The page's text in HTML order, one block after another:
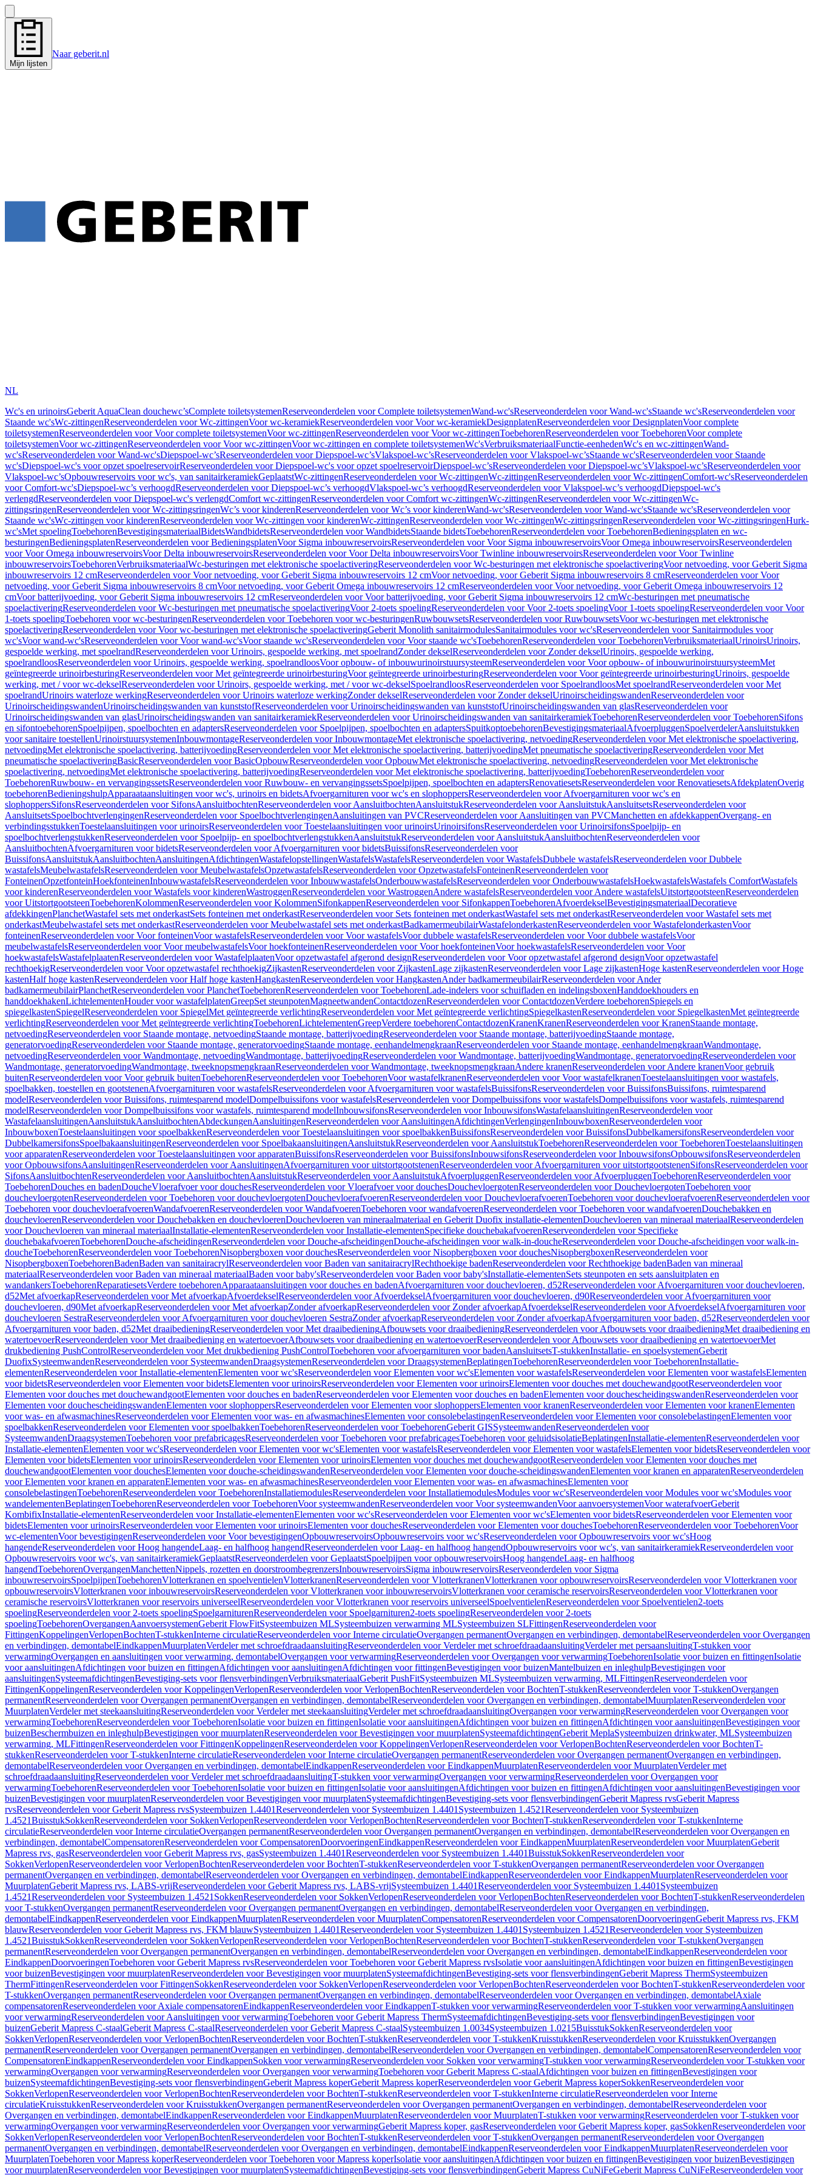
Mijn lijsten
Naar geberit.nl
NL
Wc's en urinoirsGeberit AquaClean douchewc’sComplete toiletsystemenReserveonderdelen voor Complete toiletsystemenWand-wc'sReserveonderdelen voor Wand-wc'sStaande wc'sReserveonderdelen voor
Staande wc'sWc-zittingenReserveonderdelen voor Wc-zittingenVoor wc-keramiekReserveonderdelen voor Voor wc-keramiekDesignplatenReserveonderdelen voor DesignplatenVoor complete
toiletsystemenReserveonderdelen voor Voor complete toiletsystemenVoor wc-zittingenReserveonderdelen voor Voor wc-zittingenToebehorenReserveonderdelen voor ToebehorenVoor complete
toiletsystemenVoor wc-zittingenReserveonderdelen voor Voor wc-zittingenVoor wc-zittingen en complete toiletsystemenWc'sVerbruiksmateriaalFunctie-eenhedenWc's en wc-zittingenWand-
wc'sReserveonderdelen voor Wand-wc'sDiepspoel-wc’sReserveonderdelen voor Diepspoel-wc’sVlakspoel-wc’sReserveonderdelen voor Vlakspoel-wc’sStaande wc'sReserveonderdelen voor Staande
wc'sDiepspoel-wc's voor opzet spoelreservoirReserveonderdelen voor Diepspoel-wc's voor opzet spoelreservoirDiepspoel-wc’sReserveonderdelen voor Diepspoel-wc’sVlakspoel-wc’sReserveonderdelen voor
Vlakspoel-wc’sOpbouwreservoirs voor wc's, van sanitairkeramiekGeplaatstWc-zittingenReserveonderdelen voor Wc-zittingenWc-zittingenReserveonderdelen voor Wc-zittingenComfort-wc'sReserveonderdelen
voor Comfort-wc'sDiepspoel-wc’s verhoogdReserveonderdelen voor Diepspoel-wc’s verhoogdVlakspoel-wc’s verhoogdReserveonderdelen voor Vlakspoel-wc’s verhoogdDiepspoel-wc's
verlengdReserveonderdelen voor Diepspoel-wc's verlengdComfort wc-zittingenReserveonderdelen voor Comfort wc-zittingenWc-zittingenReserveonderdelen voor Wc-zittingenWc-
zittingsringenReserveonderdelen voor Wc-zittingsringenWc’s voor kinderenReserveonderdelen voor Wc’s voor kinderenWand-wc'sReserveonderdelen voor Wand-wc'sStaande wc'sReserveonderdelen voor
Staande wc'sWc-zittingen voor kinderenReserveonderdelen voor Wc-zittingen voor kinderenWc-zittingenReserveonderdelen voor Wc-zittingenWc-zittingsringenReserveonderdelen voor Wc-zittingsringenHurk-
wc'sMet spoelingToebehorenBevestigingsmateriaalBidetsWandbidetsReserveonderdelen voor WandbidetsStaande bidetsToebehorenReserveonderdelen voor ToebehorenBedieningsplaten en wc-
besturingenBedieningsplatenReserveonderdelen voor BedieningsplatenVoor Sigma inbouwreservoirsReserveonderdelen voor Voor Sigma inbouwreservoirsVoor Omega inbouwreservoirsReserveonderdelen
voor Voor Omega inbouwreservoirsVoor Delta inbouwreservoirsReserveonderdelen voor Voor Delta inbouwreservoirsVoor Twinline inbouwreservoirsReserveonderdelen voor Voor Twinline
inbouwreservoirsToebehorenVerbruiksmateriaalWc-besturingen met elektronische spoelactiveringReserveonderdelen voor Wc-besturingen met elektronische spoelactiveringVoor netvoeding, voor Geberit Sigma
inbouwreservoirs 12 cmReserveonderdelen voor Voor netvoeding, voor Geberit Sigma inbouwreservoirs 12 cmVoor netvoeding, voor Geberit Sigma inbouwreservoirs 8 cmReserveonderdelen voor Voor
netvoeding, voor Geberit Sigma inbouwreservoirs 8 cmVoor netvoeding, voor Geberit Omega inbouwreservoirs 12 cmReserveonderdelen voor Voor netvoeding, voor Geberit Omega inbouwreservoirs 12
cmVoor batterijvoeding, voor Geberit Sigma inbouwreservoirs 12 cmReserveonderdelen voor Voor batterijvoeding, voor Geberit Sigma inbouwreservoirs 12 cmWc-besturingen met pneumatische
spoelactiveringReserveonderdelen voor Wc-besturingen met pneumatische spoelactiveringVoor 2-toets spoelingReserveonderdelen voor Voor 2-toets spoelingVoor 1-toets spoelingReserveonderdelen voor Voor
1-toets spoelingToebehoren voor wc-besturingenReserveonderdelen voor Toebehoren voor wc-besturingenRuwbouwsetsReserveonderdelen voor RuwbouwsetsVoor wc-besturingen met elektronische
spoelactiveringReserveonderdelen voor Voor wc-besturingen met elektronische spoelactiveringGeberit Monolith sanitairmodulesSanitairmodules voor wc'sReserveonderdelen voor Sanitairmodules voor
wc'sVoor wand-wc'sReserveonderdelen voor Voor wand-wc'sVoor staande wc'sReserveonderdelen voor Voor staande wc'sToebehorenReserveonderdelen voor ToebehorenVerbruiksmateriaalUrinoirsUrinoirs,
gespoelde werking, met spoelrandReserveonderdelen voor Urinoirs, gespoelde werking, met spoelrandZonder dekselReserveonderdelen voor Zonder dekselUrinoirs, gespoelde werking,
spoelrandloosReserveonderdelen voor Urinoirs, gespoelde werking, spoelrandloosVoor opbouw- of inbouwurinoirstuursysteemReserveonderdelen voor Voor opbouw- of inbouwurinoirstuursysteemMet
geïntegreerde urinoirbesturingReserveonderdelen voor Met geïntegreerde urinoirbesturingVoor geïntegreerde urinoirbesturingReserveonderdelen voor Voor geïntegreerde urinoirbesturingUrinoirs, gespoelde
werking, met / voor wc-dekselReserveonderdelen voor Urinoirs, gespoelde werking, met / voor wc-dekselSpoelrandloosReserveonderdelen voor SpoelrandloosMet spoelrandReserveonderdelen voor Met
spoelrandUrinoirs waterloze werkingReserveonderdelen voor Urinoirs waterloze werkingZonder dekselReserveonderdelen voor Zonder dekselUrinoirscheidingswandenReserveonderdelen voor
UrinoirscheidingswandenUrinoirscheidingswanden van kunststofReserveonderdelen voor Urinoirscheidingswanden van kunststofUrinoirscheidingswanden van glasReserveonderdelen voor
Urinoirscheidingswanden van glasUrinoirscheidingswanden van sanitairkeramiekReserveonderdelen voor Urinoirscheidingswanden van sanitairkeramiekToebehorenReserveonderdelen voor ToebehorenSifons
en sifontoebehorenSpoelpijpen, spoelbochten en adaptersReserveonderdelen voor Spoelpijpen, spoelbochten en adaptersSpuitkoptoebehorenBevestigingsmateriaalAfvoerpluggenSpoelverdelerAansluitstukken
voor sanitaire toestellenUrinoirstuursystemenInbouwmontageReserveonderdelen voor InbouwmontageMet elektronische spoelactivering, netvoedingReserveonderdelen voor Met elektronische spoelactivering,
netvoedingMet elektronische spoelactivering, batterijvoedingReserveonderdelen voor Met elektronische spoelactivering, batterijvoedingMet pneumatische spoelactiveringReserveonderdelen voor Met
pneumatische spoelactiveringBasicReserveonderdelen voor BasicOpbouwReserveonderdelen voor OpbouwMet elektronische spoelactivering, netvoedingReserveonderdelen voor Met elektronische
spoelactivering, netvoedingMet elektronische spoelactivering, batterijvoedingReserveonderdelen voor Met elektronische spoelactivering, batterijvoedingToebehorenReserveonderdelen voor
ToebehorenRuwbouw- en vervangingssetsReserveonderdelen voor Ruwbouw- en vervangingssetsSpoelpijpen, spoelbochten en adaptersRenovatiesetsReserveonderdelen voor RenovatiesetsAfdekplatenOverig
toebehorenBedieningshulpApparaataansluitingen voor wc's, urinoirs en bidetsAfvoergarnituren voor wc's en slophoppersReserveonderdelen voor Afvoergarnituren voor wc's en
slophoppersSifonsReserveonderdelen voor SifonsAansluitbochtenReserveonderdelen voor AansluitbochtenAansluitstukReserveonderdelen voor AansluitstukAansluitsetsReserveonderdelen voor
AansluitsetsSpoelbochtverlengingenReserveonderdelen voor SpoelbochtverlengingenAansluitingen van PVCReserveonderdelen voor Aansluitingen van PVCManchetten en afdekkappenOvergang- en
verbindingsstukkenToestelaansluitingen voor urinoirsReserveonderdelen voor Toestelaansluitingen voor urinoirsUrinoirsifonsReserveonderdelen voor UrinoirsifonsSpoelpijp- en
spoelbochtverlengstukkenReserveonderdelen voor Spoelpijp- en spoelbochtverlengstukkenAansluitstukReserveonderdelen voor AansluitstukAansluitbochtenReserveonderdelen voor
AansluitbochtenAfvoergarnituren voor bidetsReserveonderdelen voor Afvoergarnituren voor bidetsBuissifonsReserveonderdelen voor
BuissifonsAansluitstukAansluitbochtenAansluitingenAfdichtingenWastafelopstellingenWastafelsWastafelsReserveonderdelen voor WastafelsDubbele wastafelsReserveonderdelen voor Dubbele
wastafelsMeubelwastafelsReserveonderdelen voor MeubelwastafelsOpzetwastafelsReserveonderdelen voor OpzetwastafelsFonteinenReserveonderdelen voor
FonteinenOpzetfonteinHoekfonteinenInbouwwastafelsReserveonderdelen voor InbouwwastafelsOnderbouwwastafelsReserveonderdelen voor OnderbouwwastafelsHoekwastafelsWastafels ComfortWastafels
voor kinderenReserveonderdelen voor Wastafels voor kinderenWastroggenReserveonderdelen voor WastroggenAndere wastafelsReserveonderdelen voor Andere wastafelsUitstortgootsteenReserveonderdelen
voor UitstortgootsteenToebehorenKolommenReserveonderdelen voor KolommenSifonkappenReserveonderdelen voor SifonkappenToebehorenAfvoerdekselBevestigingsmateriaalDecoratieve
afdekkingenPlanchetWastafel sets met onderkastSets fonteinen met onderkastReserveonderdelen voor Sets fonteinen met onderkastWastafel sets met onderkastReserveonderdelen voor Wastafel sets met
onderkastMeubelwastafel sets met onderkastReserveonderdelen voor Meubelwastafel sets met onderkastBadkamermeubilairWastafelonderkastenReserveonderdelen voor WastafelonderkastenVoor
fonteinenReserveonderdelen voor Voor fonteinenVoor wastafelsReserveonderdelen voor Voor wastafelsVoor dubbele wastafelsReserveonderdelen voor Voor dubbele wastafelsVoor
meubelwastafelsReserveonderdelen voor Voor meubelwastafelsVoor hoekfonteinenReserveonderdelen voor Voor hoekfonteinenVoor hoekwastafelsReserveonderdelen voor Voor
hoekwastafelsWastafelplaatenReserveonderdelen voor WastafelplaatenVoor opzetwastafel afgerond designReserveonderdelen voor Voor opzetwastafel afgerond designVoor opzetwastafel
rechthoekigReserveonderdelen voor Voor opzetwastafel rechthoekigZijkastenReserveonderdelen voor ZijkastenLage zijkastenReserveonderdelen voor Lage zijkastenHoge kastenReserveonderdelen voor Hoge
kastenHalf hoge kastenReserveonderdelen voor Half hoge kastenHangkastenReserveonderdelen voor HangkastenAnder badkamermeubilairReserveonderdelen voor Ander
badkamermeubilairPlanchetReserveonderdelen voor PlanchetToebehorenReserveonderdelen voor ToebehorenLade-indelers voor schuifladen en indelingsboxenHanddoekhouders en
handdoekhakenLichtelementenHouder voor wastafelplatenGreepSet steunpotenMagneetwandenContactdozenReserveonderdelen voor ContactdozenVerdere toebehorenSpiegels en
spiegelkastenSpiegelReserveonderdelen voor SpiegelMet geïntegreerde verlichtingReserveonderdelen voor Met geïntegreerde verlichtingSpiegelkastenReserveonderdelen voor SpiegelkastenMet geïntegreerde
verlichtingReserveonderdelen voor Met geïntegreerde verlichtingToebehorenLichtelementenGreepVerdere toebehorenContactdozenKranenKranenReserveonderdelen voor KranenStaande montage,
netvoedingReserveonderdelen voor Staande montage, netvoedingStaande montage, batterijvoedingReserveonderdelen voor Staande montage, batterijvoedingStaande montage,
generatorvoedingReserveonderdelen voor Staande montage, generatorvoedingStaande montage, eenhandelmengkraanReserveonderdelen voor Staande montage, eenhandelmengkraanWandmontage,
netvoedingReserveonderdelen voor Wandmontage, netvoedingWandmontage, batterijvoedingReserveonderdelen voor Wandmontage, batterijvoedingWandmontage, generatorvoedingReserveonderdelen voor
Wandmontage, generatorvoedingWandmontage, tweeknopsmengkraanReserveonderdelen voor Wandmontage, tweeknopsmengkraanAndere kranenReserveonderdelen voor Andere kranenVoor gebruik
buitenReserveonderdelen voor Voor gebruik buitenToebehorenReserveonderdelen voor ToebehorenVoor wastafelkranenReserveonderdelen voor Voor wastafelkranenToestelaansluitingen voor wastafels,
spoelbakken, toestellen en gootstenenAfvoergarnituren voor wastafelsReserveonderdelen voor Afvoergarnituren voor wastafelsBuissifonsReserveonderdelen voor BuissifonsBuissifons, ruimtesparend
modelReserveonderdelen voor Buissifons, ruimtesparend modelDompelbuissifons voor wastafelsReserveonderdelen voor Dompelbuissifons voor wastafelsDompelbuissifons voor wastafels, ruimtesparend
modelReserveonderdelen voor Dompelbuissifons voor wastafels, ruimtesparend modelInbouwsifonsReserveonderdelen voor InbouwsifonsWastafelaansluitingenReserveonderdelen voor
WastafelaansluitingenAansluitstukAansluitbochtenAbdeckungenAansluitingenReserveonderdelen voor AansluitingenAfdichtingenVerlengingenInbouwboxenReserveonderdelen voor
InbouwboxenToestelaansluitingen voor spoelbakkenReserveonderdelen voor Toestelaansluitingen voor spoelbakkenBuissifonsReserveonderdelen voor BuissifonsDubbelkamersifonsReserveonderdelen voor
DubbelkamersifonsSpoelbakaansluitingenReserveonderdelen voor SpoelbakaansluitingenAansluitstukReserveonderdelen voor AansluitstukToebehorenReserveonderdelen voor ToebehorenToestelaansluitingen
voor apparatenReserveonderdelen voor Toestelaansluitingen voor apparatenBuissifonsReserveonderdelen voor BuissifonsInbouwsifonsReserveonderdelen voor InbouwsifonsOpbouwsifonsReserveonderdelen
voor OpbouwsifonsAansluitingenReserveonderdelen voor AansluitingenAfvoergarnituren voor uitstortgootstenenReserveonderdelen voor Afvoergarnituren voor uitstortgootstenenSifonsReserveonderdelen voor
SifonsAansluitbochtenReserveonderdelen voor AansluitbochtenAansluitstukReserveonderdelen voor AansluitstukAfvoerpluggenReserveonderdelen voor AfvoerpluggenToebehorenReserveonderdelen voor
ToebehorenDouches en badenDoucheVloerafvoer voor douchesReserveonderdelen voor Vloerafvoer voor douchesDouchevloergotenReserveonderdelen voor DouchevloergotenToebehoren voor
douchevloergotenReserveonderdelen voor Toebehoren voor douchevloergotenDouchevloerafvoerenReserveonderdelen voor DouchevloerafvoerenToebehoren voor douchevloerafvoerenReserveonderdelen voor
Toebehoren voor douchevloerafvoerenWandafvoerenReserveonderdelen voor WandafvoerenToebehoren voor wandafvoerenReserveonderdelen voor Toebehoren voor wandafvoerenDouchebakken en
douchevloerenReserveonderdelen voor Douchebakken en douchevloerenDouchevloeren van mineraalmateriaal en Geberit Duofix installatie-elementenDouchevloeren van mineraal materiaalReserveonderdelen
voor Douchevloeren van mineraal materiaalInstallatie-elementenReserveonderdelen voor Installatie-elementenSpecifieke douchebakafvoerenReserveonderdelen voor Specifieke
douchebakafvoerenToebehorenDouche-afscheidingenReserveonderdelen voor Douche-afscheidingenDouche-afscheidingen voor walk-in-doucheReserveonderdelen voor Douche-afscheidingen voor walk-in-
doucheToebehorenReserveonderdelen voor ToebehorenNisopbergboxen voor douchesReserveonderdelen voor Nisopbergboxen voor douchesNisopbergboxenReserveonderdelen voor
NisopbergboxenToebehorenBadenBaden van sanitairacrylReserveonderdelen voor Baden van sanitairacrylRechthoekige badenReserveonderdelen voor Rechthoekige badenBaden van mineraal
materiaalReserveonderdelen voor Baden van mineraal materiaalBaden voor baby'sReserveonderdelen voor Baden voor baby'sInstallatie-elementenSets steunpoten en sets aansluitplaten en
wandankersToebehorenReparatiesetsVerdere toebehorenApparaataansluitingen voor douches en badenAfvoergarnituren voor douchevloeren, d52Reserveonderdelen voor Afvoergarnituren voor douchevloeren,
d52Met afvoerkapReserveonderdelen voor Met afvoerkapAfvoerdekselReserveonderdelen voor AfvoerdekselAfvoergarnituren voor douchevloeren, d90Reserveonderdelen voor Afvoergarnituren voor
douchevloeren, d90Met afvoerkapReserveonderdelen voor Met afvoerkapZonder afvoerkapReserveonderdelen voor Zonder afvoerkapAfvoerdekselReserveonderdelen voor AfvoerdekselAfvoergarnituren voor
douchevloeren SestraReserveonderdelen voor Afvoergarnituren voor douchevloeren SestraZonder afvoerkapReserveonderdelen voor Zonder afvoerkapAfvoergarnituren voor baden, d52Reserveonderdelen voor
Afvoergarnituren voor baden, d52Met draaibedieningReserveonderdelen voor Met draaibedieningAfbouwsets voor draaibedieningReserveonderdelen voor Afbouwsets voor draaibedieningMet draaibediening en
watertoevoerReserveonderdelen voor Met draaibediening en watertoevoerAfbouwsets voor draaibediening en watertoevoerReserveonderdelen voor Afbouwsets voor draaibediening en watertoevoerMet
drukbediening PushControlReserveonderdelen voor Met drukbediening PushControlToebehoren voor afvoergarnituren voor badenAansluitsetsT-stukkenInstallatie- en spoelsystemenGeberit
DuofixSysteemwandenReserveonderdelen voor SysteemwandenDraagsystemenReserveonderdelen voor DraagsystemenBeplatingenToebehorenReserveonderdelen voor ToebehorenInstallatie-
elementenReserveonderdelen voor Installatie-elementenElementen voor wc'sReserveonderdelen voor Elementen voor wc'sElementen voor wastafelsReserveonderdelen voor Elementen voor wastafelsElementen
voor bidetsReserveonderdelen voor Elementen voor bidetsElementen voor urinoirsReserveonderdelen voor Elementen voor urinoirsElementen voor douches met douchewandgootReserveonderdelen voor
Elementen voor douches met douchewandgootElementen voor douches en badenReserveonderdelen voor Elementen voor douches en badenElementen voor douchescheidingswandenReserveonderdelen voor
Elementen voor douchescheidingswandenElementen voor slophoppersReserveonderdelen voor Elementen voor slophoppersElementen voor kranenReserveonderdelen voor Elementen voor kranenElementen
voor was- en afwasmachinesReserveonderdelen voor Elementen voor was- en afwasmachinesElementen voor consolebelastingenReserveonderdelen voor Elementen voor consolebelastingenElementen voor
spoelbakkenReserveonderdelen voor Elementen voor spoelbakkenToebehorenReserveonderdelen voor ToebehorenGeberit GISSysteemwandenReserveonderdelen voor
SysteemwandenDraagsystemenToebehoren voor prefabricagesReserveonderdelen voor Toebehoren voor prefabricagesToebehoren voor geluidsisolatieBeplatingenInstallatie-elementenReserveonderdelen voor
Installatie-elementenElementen voor wc'sReserveonderdelen voor Elementen voor wc'sElementen voor wastafelsReserveonderdelen voor Elementen voor wastafelsElementen voor bidetsReserveonderdelen voor
Elementen voor bidetsElementen voor urinoirsReserveonderdelen voor Elementen voor urinoirsElementen voor douches met douchewandgootReserveonderdelen voor Elementen voor douches met
douchewandgootElementen voor douchesElementen voor douche-scheidingswandenReserveonderdelen voor Elementen voor douche-scheidingswandenElementen voor kranen en apparatenReserveonderdelen
voor Elementen voor kranen en apparatenElementen voor was- en afwasmachinesReserveonderdelen voor Elementen voor was- en afwasmachinesElementen voor
consolebelastingenToebehorenReserveonderdelen voor ToebehorenInstallatiemodulesReserveonderdelen voor InstallatiemodulesModules voor wc'sReserveonderdelen voor Modules voor wc'sModules voor
wandelementenBeplatingenToebehorenReserveonderdelen voor ToebehorenVoor systeemwandenReserveonderdelen voor Voor systeemwandenVoor aanvoersystemenVoor waterafvoerGeberit
KombifixInstallatie-elementenReserveonderdelen voor Installatie-elementenElementen voor wc'sReserveonderdelen voor Elementen voor wc'sElementen voor bidetsReserveonderdelen voor Elementen voor
bidetsElementen voor urinoirsReserveonderdelen voor Elementen voor urinoirsElementen voor douchesReserveonderdelen voor Elementen voor douchesToebehorenReserveonderdelen voor ToebehorenVoor
wc-elementenVoor bevestigingenReserveonderdelen voor Voor bevestigingenOpbouwreservoirsOpbouwreservoirs voor wc'sReserveonderdelen voor Opbouwreservoirs voor wc'sHoog
hangendeReserveonderdelen voor Hoog hangendeLaag- en halfhoog hangendReserveonderdelen voor Laag- en halfhoog hangendOpbouwreservoirs voor wc's, van sanitairkeramiekReserveonderdelen voor
Opbouwreservoirs voor wc's, van sanitairkeramiekGeplaatstReserveonderdelen voor GeplaatstSpoelpijpen voor opbouwreservoirsHoog hangendeLaag- en halfhoog
hangendToebehorenOvergangenManchettenNippels, rozetten en doorstroombegrenzersInbouwreservoirsSigma inbouwreservoirsReserveonderdelen voor Sigma
inbouwreservoirsSpoelpijpenToebehorenVlotterkranen en spoelventielenVlotterkranenReserveonderdelen voor VlotterkranenVlotterkranen voor opbouwreservoirsReserveonderdelen voor Vlotterkranen voor
opbouwreservoirsVlotterkranen voor inbouwreservoirsReserveonderdelen voor Vlotterkranen voor inbouwreservoirsVlotterkranen voor ceramische reservoirsReserveonderdelen voor Vlotterkranen voor
ceramische reservoirsVlotterkranen voor reservoirs universeelReserveonderdelen voor Vlotterkranen voor reservoirs universeelSpoelventielenReserveonderdelen voor Spoelventielen2-toets
spoelingReserveonderdelen voor 2-toets spoelingSpoelgarniturenReserveonderdelen voor Spoelgarnituren2-toets spoelingReserveonderdelen voor 2-toets
spoelingToebehorenOvergangenAanvoersystemenGeberit FlowFitSysteembuizen MLSysteembuizen verwarming MLSysteembuizen SLFittingenReserveonderdelen voor
FittingenKoppelingenVerlopenBochtenT-stukkenInterne circulatieReserveonderdelen voor Interne circulatieOvergangen permanentOvergangen en verbindingen, demontabelReserveonderdelen voor Overgangen
en verbindingen, demontabelEindkappenMuurplatenVerdeler met schroefdraadaansluitingReserveonderdelen voor Verdeler met schroefdraadaansluitingVerdeler met persaansluitingT-stukken voor
verwarmingOvergangen en aansluitingen voor verwarming, demontabelOvergangen voor verwarmingReserveonderdelen voor Overgangen voor verwarmingToebehorenIsolatie voor buizen en fittingenIsolatie
voor aansluitingenAfdichtingen voor buizen en fittingenAfdichtingen voor aansluitingenAfdichtingen voor fittingenBevestigingen voor buizenMantelbuizen en inleghulpBevestigingen voor
aansluitingenSysteemafdichtingenBevestiging-sets voor flensverbindingenVerbruiksmateriaalGeberit PushFitSysteembuizen MLSysteembuizen verwarming, MLFittingenReserveonderdelen voor
FittingenKoppelingenReserveonderdelen voor KoppelingenVerlopenReserveonderdelen voor VerlopenBochtenReserveonderdelen voor BochtenT-stukkenReserveonderdelen voor T-stukkenOvergangen
permanentReserveonderdelen voor Overgangen permanentOvergangen en verbindingen, demontabelReserveonderdelen voor Overgangen en verbindingen, demontabelMuurplatenReserveonderdelen voor
MuurplatenVerdeler met steekaansluitingReserveonderdelen voor Verdeler met steekaansluitingVerdeler met schroefdraadaansluitingOvergangen voor verwarmingReserveonderdelen voor Overgangen voor
verwarmingToebehorenReserveonderdelen voor ToebehorenIsolatie voor buizen en fittingenIsolatie voor aansluitingenAfdichtingen voor buizen en fittingenAfdichtingen voor aansluitingenBevestigingen voor
buizenBeschermbuizen en inleghulpBevestigingen voor muurplatenReserveonderdelen voor Bevestigingen voor muurplatenSysteemafdichtingenGeberit MeplaSysteembuizen drinkwater, MLSysteembuizen
verwarming, MLFittingenReserveonderdelen voor FittingenKoppelingenReserveonderdelen voor KoppelingenVerlopenReserveonderdelen voor VerlopenBochtenReserveonderdelen voor BochtenT-
stukkenReserveonderdelen voor T-stukkenInterne circulatieReserveonderdelen voor Interne circulatieOvergangen permanentReserveonderdelen voor Overgangen permanentOvergangen en verbindingen,
demontabelReserveonderdelen voor Overgangen en verbindingen, demontabelEindkappenReserveonderdelen voor EindkappenMuurplatenReserveonderdelen voor MuurplatenVerdeler met
schroefdraadaansluitingReserveonderdelen voor Verdeler met schroefdraadaansluitingT-stukken voor verwarmingOvergangen voor verwarmingReserveonderdelen voor Overgangen voor
verwarmingToebehorenReserveonderdelen voor ToebehorenIsolatie voor buizen en fittingenIsolatie voor aansluitingenAfdichtingen voor buizen en fittingenAfdichtingen voor aansluitingenBevestigingen voor
buizenBevestigingen voor muurplatenReserveonderdelen voor Bevestigingen voor muurplatenSysteemafdichtingenBevestiging-sets voor flensverbindingenGeberit Mapress rvsGeberit Mapress
rvsReserveonderdelen voor Geberit Mapress rvsSysteembuizen 1.4401Reserveonderdelen voor Systeembuizen 1.4401 Systeembuizen 1.4521Reserveonderdelen voor Systeembuizen
1.4521BuisstukSokkenReserveonderdelen voor SokkenVerlopenReserveonderdelen voor VerlopenBochtenReserveonderdelen voor BochtenT-stukkenReserveonderdelen voor T-stukkenInterne
circulatieReserveonderdelen voor Interne circulatieOvergangen permanentReserveonderdelen voor Overgangen permanentOvergangen en verbindingen, demontabelReserveonderdelen voor Overgangen en
verbindingen, demontabelCompensatorenReserveonderdelen voor CompensatorenDoorvoeringenEindkappenReserveonderdelen voor EindkappenMuurplatenReserveonderdelen voor MuurplatenGeberit
Mapress rvs, gasReserveonderdelen voor Geberit Mapress rvs, gasSysteembuizen 1.4401Reserveonderdelen voor Systeembuizen 1.4401BuisstukSokkenReserveonderdelen voor
SokkenVerlopenReserveonderdelen voor VerlopenBochtenReserveonderdelen voor BochtenT-stukkenReserveonderdelen voor T-stukkenOvergangen permanentReserveonderdelen voor Overgangen
permanentOvergangen en verbindingen, demontabelReserveonderdelen voor Overgangen en verbindingen, demontabelEindkappenReserveonderdelen voor EindkappenMuurplatenReserveonderdelen voor
MuurplatenGeberit Mapress rvs, LABS-vrijReserveonderdelen voor Geberit Mapress rvs, LABS-vrijSysteembuizen 1.4401Reserveonderdelen voor Systeembuizen 1.4401 Systeembuizen
1.4521Reserveonderdelen voor Systeembuizen 1.4521 SokkenReserveonderdelen voor SokkenVerlopenReserveonderdelen voor VerlopenBochtenReserveonderdelen voor BochtenT-stukkenReserveonderdelen
voor T-stukkenOvergangen permanentReserveonderdelen voor Overgangen permanentOvergangen en verbindingen, demontabelReserveonderdelen voor Overgangen en verbindingen,
demontabelEindkappenReserveonderdelen voor EindkappenMuurplatenReserveonderdelen voor MuurplatenCompensatorenReserveonderdelen voor CompensatorenDoorvoeringenGeberit Mapress rvs, FKM
blauwReserveonderdelen voor Geberit Mapress rvs, FKM blauwSysteembuizen 1.4401Reserveonderdelen voor Systeembuizen 1.4401 Systeembuizen 1.4521Reserveonderdelen voor Systeembuizen
1.4521BuisstukSokkenReserveonderdelen voor SokkenVerlopenReserveonderdelen voor VerlopenBochtenReserveonderdelen voor BochtenT-stukkenReserveonderdelen voor T-stukkenOvergangen
permanentReserveonderdelen voor Overgangen permanentOvergangen en verbindingen, demontabelReserveonderdelen voor Overgangen en verbindingen, demontabelEindkappenReserveonderdelen voor
EindkappenDoorvoeringenToebehoren voor Geberit Mapress rvsReserveonderdelen voor Toebehoren voor Geberit Mapress rvsIsolatie voor aansluitingenAfdichtingen voor buizen en fittingenBevestigingen
voor buizenBevestigingen voor muurplatenReserveonderdelen voor Bevestigingen voor muurplatenSysteemafdichtingenBevestiging-sets voor flensverbindingenGeberit Mapress ThermSysteembuizen
ThermFittingenReserveonderdelen voor FittingenSokkenReserveonderdelen voor SokkenVerlopenReserveonderdelen voor VerlopenBochtenReserveonderdelen voor BochtenT-stukkenReserveonderdelen voor
T-stukkenOvergangen permanentReserveonderdelen voor Overgangen permanentOvergangen en verbindingen, demontabelReserveonderdelen voor Overgangen en verbindingen, demontabelAxiale
compensatorenReserveonderdelen voor Axiale compensatorenEindkappenReserveonderdelen voor EindkappenT-stukken voor verwarmingReserveonderdelen voor T-stukken voor verwarmingAansluitingen
voor verwarmingReserveonderdelen voor Aansluitingen voor verwarmingToebehoren voor Geberit Mapress ThermSysteemafdichtingenBevestiging-sets voor flensverbindingenBevestigingen voor
buizenGeberit Mapress C-staalGeberit Mapress C-staalReserveonderdelen voor Geberit Mapress C-staalSysteembuizen 1.0034Systeembuizen 1.0215BuisstukSokkenReserveonderdelen voor
SokkenVerlopenReserveonderdelen voor VerlopenBochtenReserveonderdelen voor BochtenT-stukkenReserveonderdelen voor T-stukkenKruisstukkenReserveonderdelen voor KruisstukkenOvergangen
permanentReserveonderdelen voor Overgangen permanentOvergangen en verbindingen, demontabelReserveonderdelen voor Overgangen en verbindingen, demontabelCompensatorenReserveonderdelen voor
CompensatorenEindkappenReserveonderdelen voor EindkappenSokken voor verwarmingReserveonderdelen voor Sokken voor verwarmingT-stukken voor verwarmingReserveonderdelen voor T-stukken voor
verwarmingOvergangen voor verwarmingReserveonderdelen voor Overgangen voor verwarmingToebehoren voor Geberit Mapress C-staalAfdichtingen voor buizen en fittingenBevestigingen voor
buizenSysteemafdichtingenBevestiging-sets voor flensverbindingenGeberit Mapress koperGeberit Mapress koperReserveonderdelen voor Geberit Mapress koperSokkenReserveonderdelen voor
SokkenVerlopenReserveonderdelen voor VerlopenBochtenReserveonderdelen voor BochtenT-stukkenReserveonderdelen voor T-stukkenInterne circulatieReserveonderdelen voor Interne
circulatieKruisstukkenReserveonderdelen voor KruisstukkenOvergangen permanentReserveonderdelen voor Overgangen permanentOvergangen en verbindingen, demontabelReserveonderdelen voor
Overgangen en verbindingen, demontabelEindkappenReserveonderdelen voor EindkappenMuurplatenReserveonderdelen voor MuurplatenT-stukken voor verwarmingReserveonderdelen voor T-stukken voor
verwarmingOvergangen voor verwarmingReserveonderdelen voor Overgangen voor verwarmingGeberit Mapress koper, gasReserveonderdelen voor Geberit Mapress koper, gasSokkenReserveonderdelen voor
SokkenVerlopenReserveonderdelen voor VerlopenBochtenReserveonderdelen voor BochtenT-stukkenReserveonderdelen voor T-stukkenOvergangen permanentReserveonderdelen voor Overgangen
permanentOvergangen en verbindingen, demontabelReserveonderdelen voor Overgangen en verbindingen, demontabelEindkappenReserveonderdelen voor EindkappenMuurplatenReserveonderdelen voor
MuurplatenToebehoren voor Mapress koperReserveonderdelen voor Toebehoren voor Mapress koperIsolatie voor aansluitingenAfdichtingen voor buizen en fittingenBevestigingen voor buizenBevestigingen
voor muurplatenReserveonderdelen voor Bevestigingen voor muurplatenSysteemafdichtingenBevestiging-sets voor flensverbindingenGeberit Mapress CuNiFeGeberit Mapress CuNiFeReserveonderdelen voor